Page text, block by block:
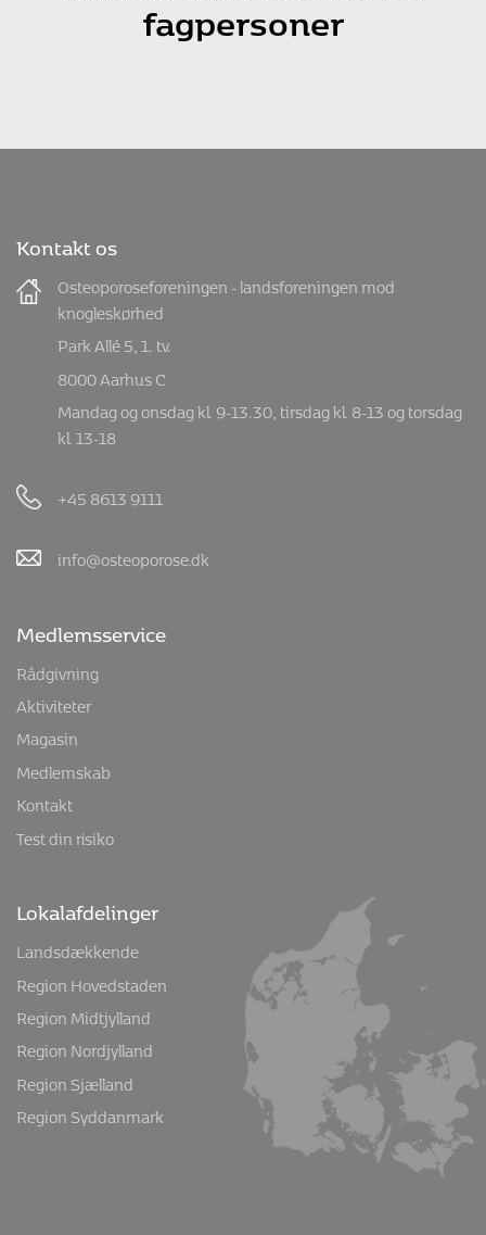
fagpersoner
Kontakt os
Osteoporoseforeningen - landsforeningen mod
knogleskørhed
Park Allé 5, 1. tv.
8000 Aarhus C
Mandag og onsdag kl. 9-13.30, tirsdag kl. 8-13 og torsdag
kl. 13-18
+45 8613 9111
info@osteoporose.dk
Medlemsservice
Rådgivning
Aktiviteter
Magasin
Medlemskab
Kontakt
Test din risiko
Lokalafdelinger
Landsdækkende
Region Hovedstaden
Region Midtjylland
Region Nordjylland
Region Sjælland
Region Syddanmark